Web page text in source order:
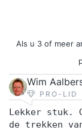
Als u 3 of meer
Wim
PRO-LID
Lekker stuk.
de trekken